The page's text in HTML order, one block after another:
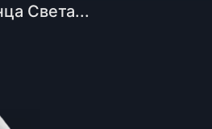
Света...